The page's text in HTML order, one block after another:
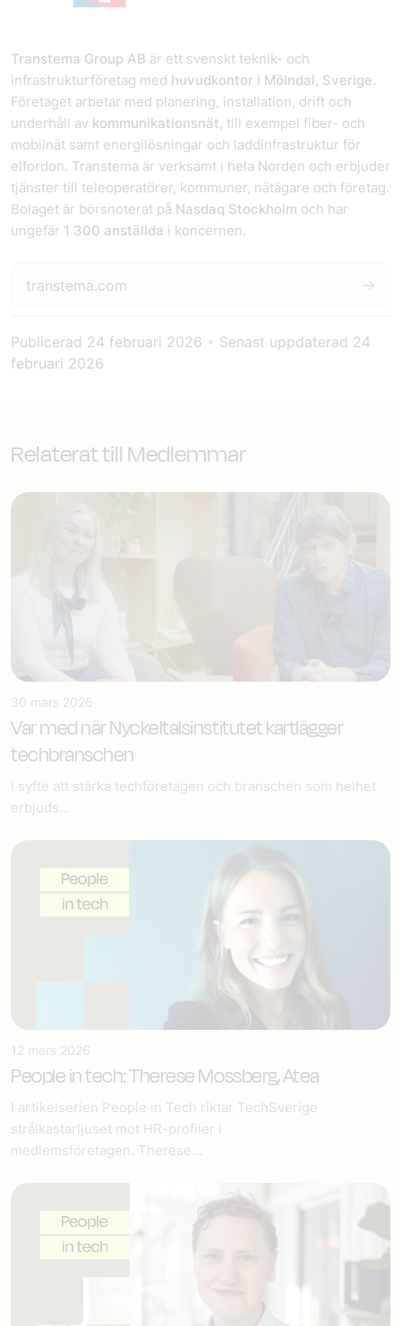
Transtema Group AB är ett svenskt teknik- och
infrastrukturföretag med huvudkontor i Mölndal, Sverige.
Företaget arbetar med planering, installation, drift och
underhåll av kommunikationsnät, till exempel fiber- och
mobilnät samt energilösningar och laddinfrastruktur för
elfordon. Transtema är verksamt i hela Norden och erbjuder
tjänster till teleoperatörer, kommuner, nätägare och företag.
Bolaget är börsnoterat på Nasdaq Stockholm och har
ungefär 1 300 anställda i koncernen.
transtema.com
Publicerad 24 februari 2026 • Senast uppdaterad 24
februari 2026
Relaterat till Medlemmar
30 mars 2026
Var med när Nyckeltalsinstitutet kartlägger
techbranschen
I syfte att stärka techföretagen och branschen som helhet
erbjuds...
12 mars 2026
People in tech: Therese Mossberg, Atea
I artikelserien People in Tech riktar TechSverige
strålkastarljuset mot HR-profiler i
medlemsföretagen. Therese...